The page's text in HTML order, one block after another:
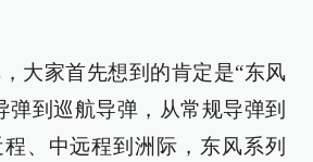
大家首先想到的肯定是“东风
弹到巡航导弹，从常规导弹到
、中远程到洲际，东风系列